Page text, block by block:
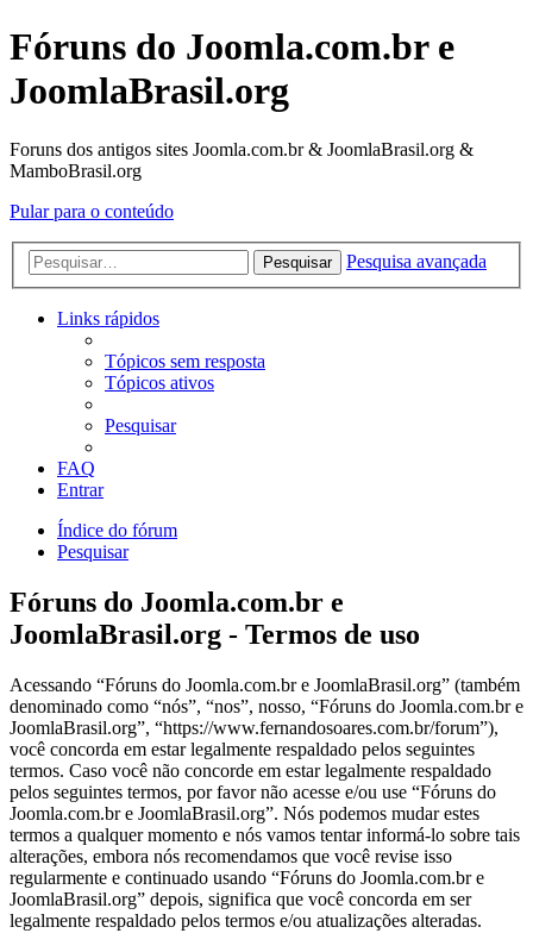
Fóruns do Joomla.com.br e
JoomlaBrasil.org
Foruns dos antigos sites Joomla.com.br & JoomlaBrasil.org &
MamboBrasil.org
Pular para o conteúdo
Pesquisar Pesquisa avançada
Links rápidos
Tópicos sem resposta
Tópicos ativos
Pesquisar
FAQ
Entrar
Índice do fórum
Pesquisar
Fóruns do Joomla.com.br e
JoomlaBrasil.org - Termos de uso
Acessando “Fóruns do Joomla.com.br e JoomlaBrasil.org” (também
denominado como “nós”, “nos”, nosso, “Fóruns do Joomla.com.br e
JoomlaBrasil.org”, “https://www.fernandosoares.com.br/forum”),
você concorda em estar legalmente respaldado pelos seguintes
termos. Caso você não concorde em estar legalmente respaldado
pelos seguintes termos, por favor não acesse e/ou use “Fóruns do
Joomla.com.br e JoomlaBrasil.org”. Nós podemos mudar estes
termos a qualquer momento e nós vamos tentar informá-lo sobre tais
alterações, embora nós recomendamos que você revise isso
regularmente e continuado usando “Fóruns do Joomla.com.br e
JoomlaBrasil.org” depois, significa que você concorda em ser
legalmente respaldado pelos termos e/ou atualizações alteradas.